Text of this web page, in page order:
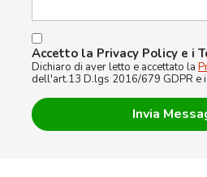
Accetto la Privacy Policy e i
Dichiaro di aver letto e accettato la
dell'art.13 D.lgs 2016/679 GDPR e